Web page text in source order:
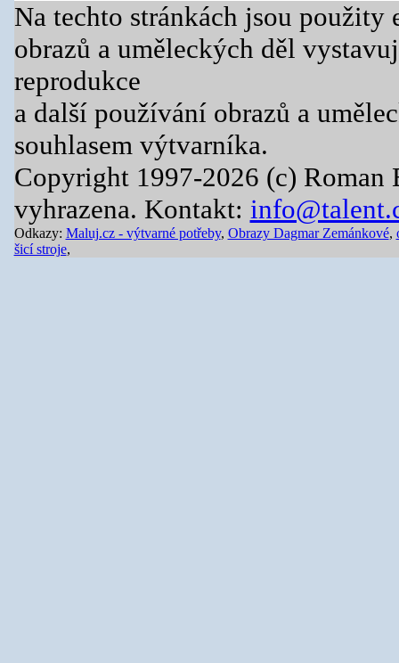
Na techto stránkách jsou
obrazů a uměleckých děl
reprodukce
a další používání obrazů a
souhlasem výtvarníka.
Copyright 1997-2026 (c) Roman
vyhrazena. Kontakt:
Odkazy: Maluj.cz - výtvarné potřeby, Obrazy Dagmar Zemánkové,
šicí stroje,